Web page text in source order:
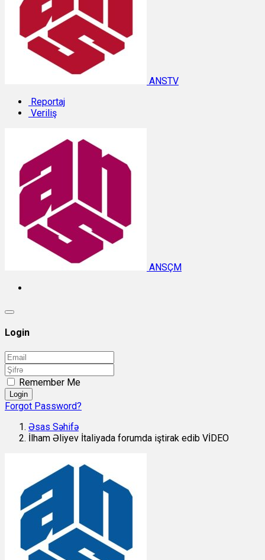
ANSTV
Reportaj
Veriliş
ANSÇM
Login
Remember Me
Login
Forgot Password?
Əsas Səhifə
İlham Əliyev İtaliyada forumda iştirak edib VİDEO